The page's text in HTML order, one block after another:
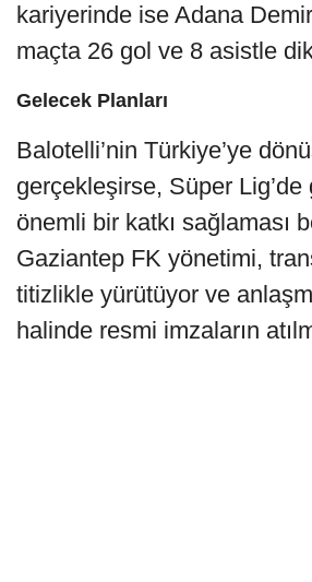
kariyerinde ise Adana
maçta 26 gol ve 8 asistle
Gelecek Planları
Balotelli’nin Türkiye’ye
gerçekleşirse, Süper Lig’de
önemli bir katkı sağlaması
Gaziantep FK yönetimi,
titizlikle yürütüyor ve
halinde resmi imzaların